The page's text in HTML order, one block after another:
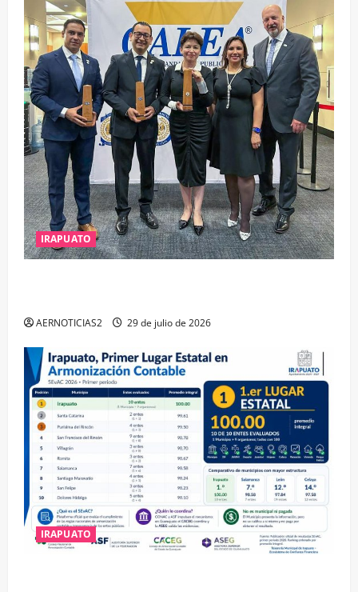
IRAPUATO
AERNOTICIAS2 29 de julio de 2026
IRAPUATO